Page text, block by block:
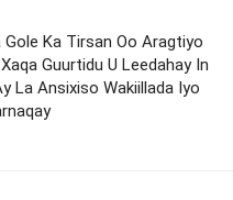
Gole Ka Tirsan Oo Aragtiyo
Guurtidu U Leedahay In
La Ansixiso Wakiillada Iyo